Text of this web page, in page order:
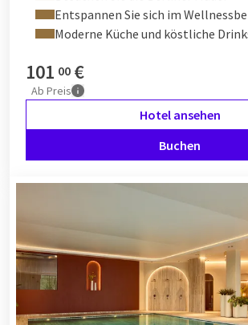
Entspannen Sie sich im
Moderne Küche und köstliche
101 00 €
Ab Preis
Hotel ansehen
Buchen